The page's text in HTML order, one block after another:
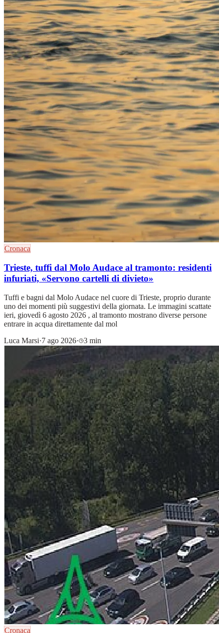
Cronaca
Trieste, tuffi dal Molo Audace al tramonto: residenti
infuriati, «Servono cartelli di divieto»
Tuffi e bagni dal Molo Audace nel cuore di Trieste, proprio durante
uno dei momenti più suggestivi della giornata. Le immagini scattate
ieri, giovedì 6 agosto 2026 , al tramonto mostrano diverse persone
entrare in acqua direttamente dal mol
Luca Marsi·7 ago 2026· 3 min
Cronaca